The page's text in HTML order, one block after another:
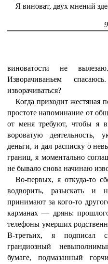
Я виноват, двух мнений
виноватости не
Изворачиваньем
изворачиваться?
Когда приходит жестяная
простоте напоминание от
от меня требуют, чтобы я
вороватую деятельность,
деньги, и дал расписку о
границ, я моментально
не бывало снова начинаю
Во-первых, я откуда-то
водворить, разыскать и
принимают за кого-то
карманах — дрянь:
телефоны умерших
В-третьих, я подписал
грандиозный
бумаге, подмазанный